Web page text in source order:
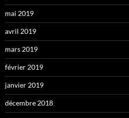
mai 2019
avril 2019
mars 2019
février 2019
janvier 2019
décembre 2018